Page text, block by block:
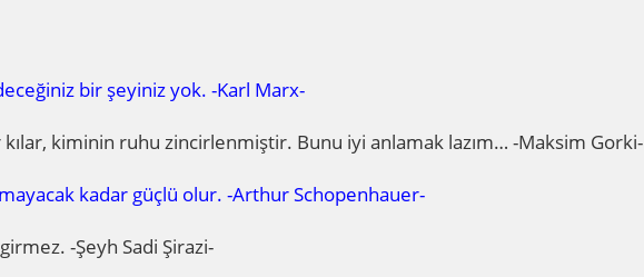
bir şeyiniz yok. -Karl Marx-
kiminin ruhu zincirlenmiştir. Bunu iyi anlamak lazım… -Maksim Gorki-
kadar güçlü olur. -Arthur Schopenhauer-
-Şeyh Sadi Şirazi-